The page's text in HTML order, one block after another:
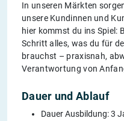
In unseren Märkten
unsere Kundinnen und
hier kommst du ins Spiel:
Schritt alles, was du für
brauchst – praxisnah,
Verantwortung von
Dauer und Ablauf
Dauer Ausbildung: 3